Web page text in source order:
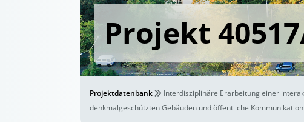
Projekt
Projektdatenbank
Interdisziplinäre Erarbeitung einer
denkmalgeschützten Gebäuden und öffentliche